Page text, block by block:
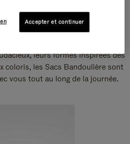
Groove
leurs formes inspirées des
coloris, les Sacs Bandoulière sont
vous tout au long de la journée.
Accepter et continuer